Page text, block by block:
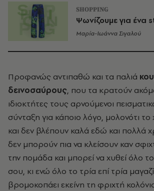
SHOPPING
Ψωνίζουμε για
Μαρία-Ιωάννα Σιγαλού
Προφανώς αντιπαθώ και τα παλιά
δεινοσαύρους, που τα κρατούν
ιδιοκτήτες τους αρνούμενοι
σύνταξη για κάποιο λόγο, μολονότι το
και δεν βλέπουν καλά εδώ και πολλά
δεν μπορούν πια να κλείσουν καν
την πομάδα και μπορεί να χυθεί όλο
σου, κι ενώ όλο το τρία επί τρία
βρομοκοπάει εκείνη τη φριχτή